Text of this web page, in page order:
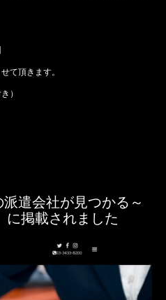
て頂きます。
）
遣会社が見つかる～
に掲載されました